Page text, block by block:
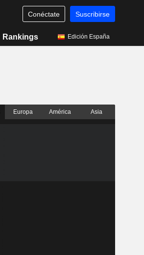
Conéctate Suscribirse
Rankings Edición España
Europa América Asia